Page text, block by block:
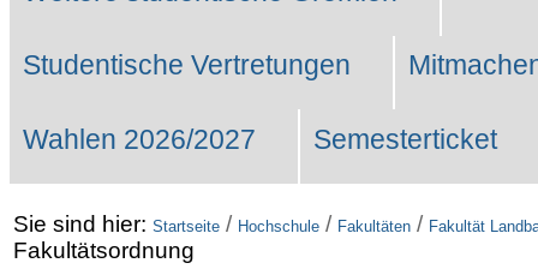
Studentische Vertretungen
Wahlen 2026/2027 Semesterticket
Sie sind hier: Startseite / Hochschule / Fakultäten / Fakultät
Fakultätsordnung